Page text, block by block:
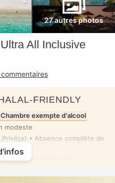
27 autres photos
All Inclusive
FRIENDLY
Chambre exempte d'alcool
modeste
Privé(e) • Absence complète de
Dans toutes chambres